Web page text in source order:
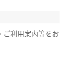
ご利用案内等をお